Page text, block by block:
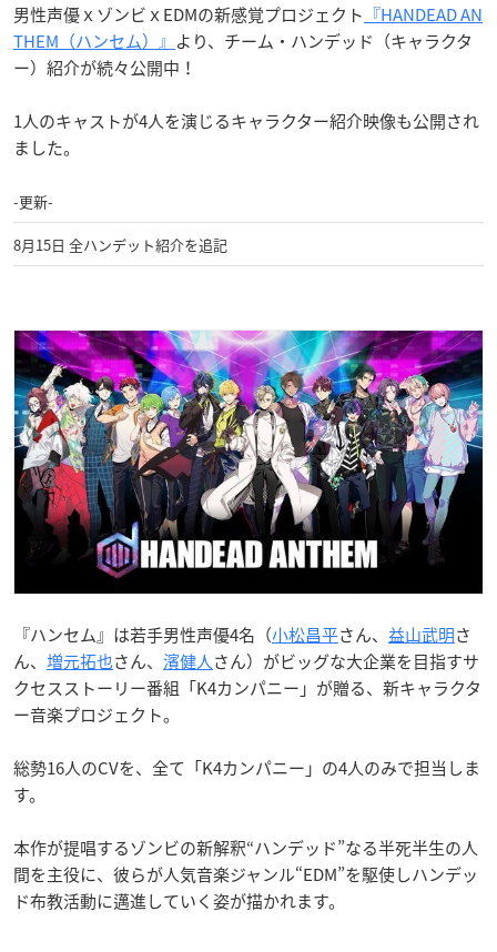
男性声優ｘゾンビｘEDMの新感覚プロジェクト 『HANDEAD AN
THEM（ハンセム）』 より、チーム・ハンデッド（キャラクタ
ー）紹介が続々公開中！
1人のキャストが4人を演じるキャラクター紹介映像も公開され
ました。
-更新-
8月15日 全ハンデット紹介を追記
『ハンセム』は若手男性声優4名（小松昌平さん、 益山武明さ
ん、 増元拓也さん、 濱健人さん）がビッグな大企業を目指すサ
クセスストーリー番組「K4カンパニー」が贈る、新キャラクタ
ー音楽プロジェクト。
総勢16人のCVを、全て「K4カンパニー」の4人のみで担当しま
す。
本作が提唱するゾンビの新解釈“ハンデッド”なる半死半生の人
間を主役に、彼らが人気音楽ジャンル“EDM”を駆使しハンデッ
ド布教活動に邁進していく姿が描かれます。